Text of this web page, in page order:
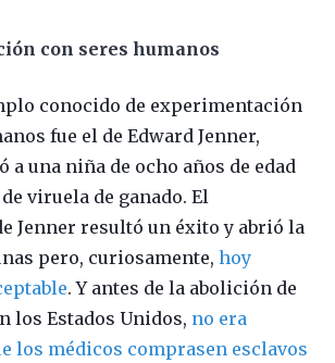
con seres humanos
conocido de experimentación
fue el de Edward Jenner,
a una niña de ocho años de edad
viruela de ganado. El
Jenner resultó un éxito y abrió la
pero, curiosamente, hoy
. Y antes de la abolición de
los Estados Unidos, no era
los médicos comprasen esclavos